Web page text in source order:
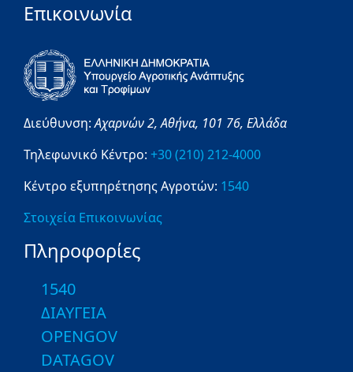
Επικοινωνία
Διεύθυνση:Αχαρνών 2,Αθήνα, 101 76, Ελλάδα
Τηλεφωνικό Κέντρο: +30 (210) 212-4000
Κέντρο εξυπηρέτησης Αγροτών: 1540
Στοιχεία Επικοινωνίας
Πληροφορίες
1540
ΔΙΑΥΓΕΙΑ
OPENGOV
DATAGOV